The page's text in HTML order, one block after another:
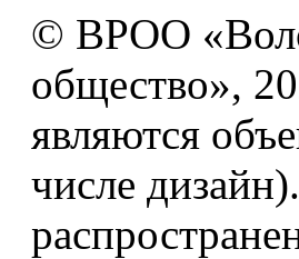
© ВРОО
общество»,
являются
числе